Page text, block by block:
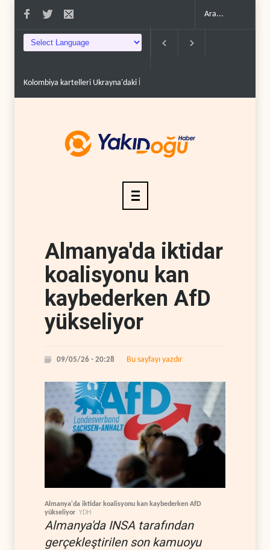
Kolombiya kartelleri Ukrayna'daki İHA teknolojisinin peşin..
Almanya'da iktidar
koalisyonu kan
kaybederken AfD
yükseliyor
09/05/26 - 20:28 Bu sayfayı yazdır
Almanya'da iktidar koalisyonu kan kaybederken AfD
yükseliyor YDH
Almanya'da INSA tarafından
gerçekleştirilen son kamuoyu